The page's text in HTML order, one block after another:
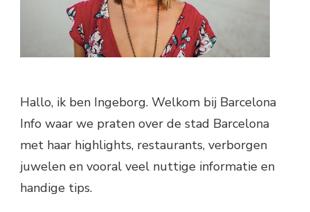
Hallo, ik ben Ingeborg. Welkom bij Barcelona
Info waar we praten over de stad Barcelona
met haar highlights, restaurants, verborgen
juwelen en vooral veel nuttige informatie en
handige tips.